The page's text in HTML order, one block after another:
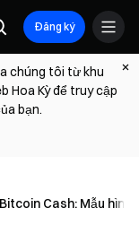
Đăng ký
chúng tôi từ khu
Hoa Kỳ để truy cập
bạn.
Cash: Mẫu